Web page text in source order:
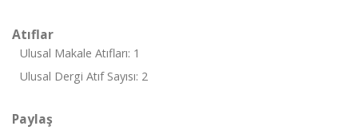
Atıflar
Ulusal Makale Atıfları: 1
Ulusal Dergi Atıf Sayısı: 2
Paylaş